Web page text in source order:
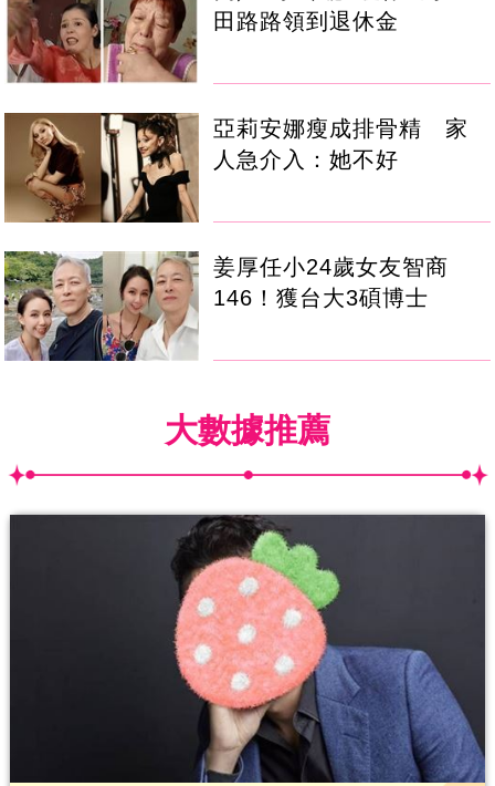
田路路領到退休金
亞莉安娜瘦成排骨精 家
人急介入：她不好
姜厚任小24歲女友智商
146！獲台大3碩博士
大數據推薦